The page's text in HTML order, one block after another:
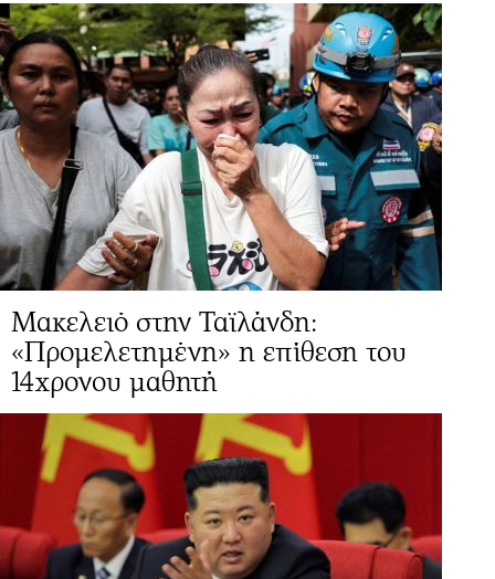
Μακελειό στην Ταϊλάνδη:
«Προμελετημένη» η επίθεση του
14χρονου μαθητή